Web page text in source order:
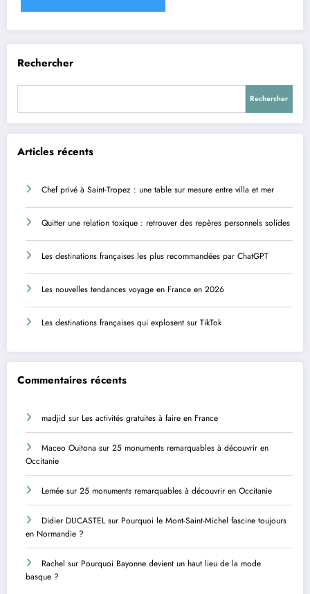
Rechercher
Rechercher
Articles récents
Chef privé à Saint-Tropez : une table sur mesure entre villa et mer
Quitter une relation toxique : retrouver des repères personnels solides
Les destinations françaises les plus recommandées par ChatGPT
Les nouvelles tendances voyage en France en 2026
Les destinations françaises qui explosent sur TikTok
Commentaires récents
madjid sur Les activités gratuites à faire en France
Maceo Ouitona sur 25 monuments remarquables à découvrir en
Occitanie
Lemée sur 25 monuments remarquables à découvrir en Occitanie
Didier DUCASTELsur Pourquoi le Mont-Saint-Michel fascine toujours
en Normandie ?
Rachel sur Pourquoi Bayonne devient un haut lieu de la mode
basque ?